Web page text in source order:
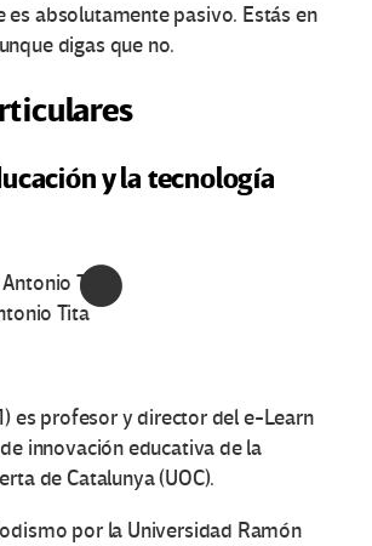
es absolutamente pasivo. Estás en
digas que no.
y la tecnología
Tita
es profesor y director del e-Learn
innovación educativa de la
de Catalunya (UOC).
por la Universidad Ramón